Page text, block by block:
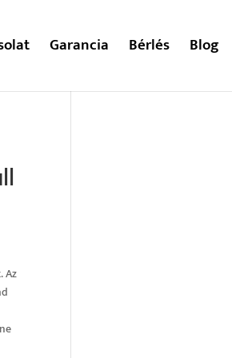
Garancia Bérlés Blog
Az